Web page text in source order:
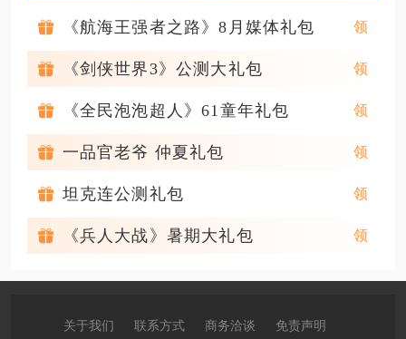
《航海王强者之路》8月媒体礼包
《剑侠世界3》公测大礼包
《全民泡泡超人》61童年礼包
一品官老爷 仲夏礼包
坦克连公测礼包
《兵人大战》暑期大礼包
关于我们 联系方式 商务洽谈 免责声明